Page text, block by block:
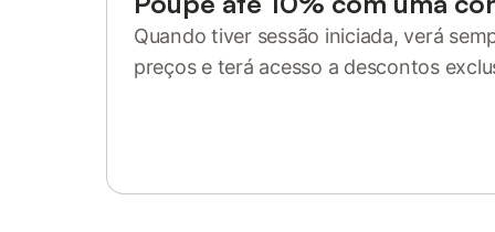
Quando tiver sessão iniciada, verá
preços e terá acesso a descontos